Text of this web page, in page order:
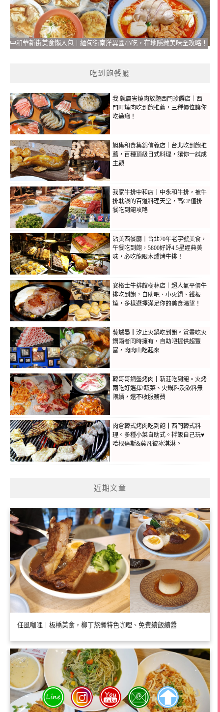
中和華新街美食懶人包｜緬甸街南洋異國小吃，在地隱藏美味全攻略！
吃到飽餐廳
我 就厲害燒肉放題西門珍饌店｜西
門町燒肉吃到飽推薦，三種價位讓你
吃過癮！
旭集和食集錦信義店｜台北吃到飽推
薦，百種頂級日式料理，讓你一試成
主顧
我家牛排中和店｜中永和牛排，被牛
排耽誤的百道料理天堂，高CP值排
餐吃到飽攻略
沾美西餐廳｜台北70年老字號美食，
午餐吃到飽，5800好評4.5星經典美
味，必吃龍眼木爐烤牛排！
安格士牛排館樹林店｜超人氣平價牛
排吃到飽，自助吧、小火鍋、鐵板
燒，多樣選擇滿足你的美食渴望！
藝爐晏┃汐止火鍋吃到飽。賞畫吃火
鍋兩者同時擁有，自助吧提供超豐
富，肉肉山吃起來
韓哥哥銅盤烤肉┃新莊吃到飽。火烤
兩吃好選擇!蔬菜、火鍋料及飲料無
限續，還不收服務費
肉倉韓式烤肉吃到飽┃西門韓式料
理。多種小菜自助式。拌飯自己玩♥
哈根達斯&莫凡彼冰淇淋。
近期文章
任風咖哩｜板橋美食，柳丁熬煮特色咖哩、免費續飯續醬